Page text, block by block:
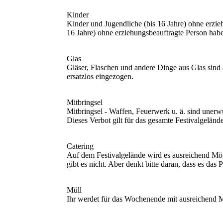
Kinder
Kinder und Jugendliche (bis 16 Jahre) ohne
16 Jahre) ohne erziehungsbeauftragte Person
Glas
Gläser, Flaschen und andere Dinge aus Glas
ersatzlos eingezogen.
Mitbringsel
Mitbringsel - Waffen, Feuerwerk u. ä. sind
Dieses Verbot gilt für das gesamte
Catering
Auf dem Festivalgelände wird es ausreichend
gibt es nicht. Aber denkt bitte daran, dass es
Müll
Ihr werdet für das Wochenende mit ausreichend